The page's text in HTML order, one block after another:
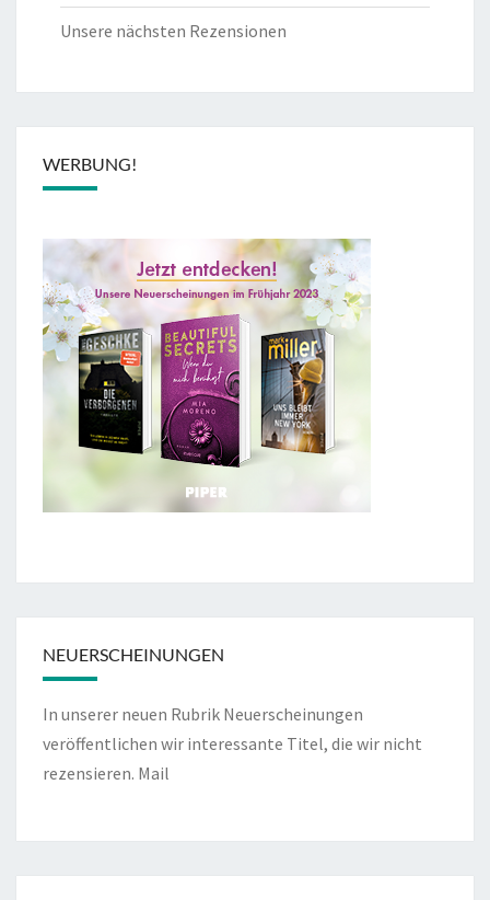
Unsere nächsten Rezensionen
WERBUNG!
NEUERSCHEINUNGEN
In unserer neuen Rubrik Neuerscheinungen
veröffentlichen wir interessante Titel, die wir nicht
rezensieren. Mail